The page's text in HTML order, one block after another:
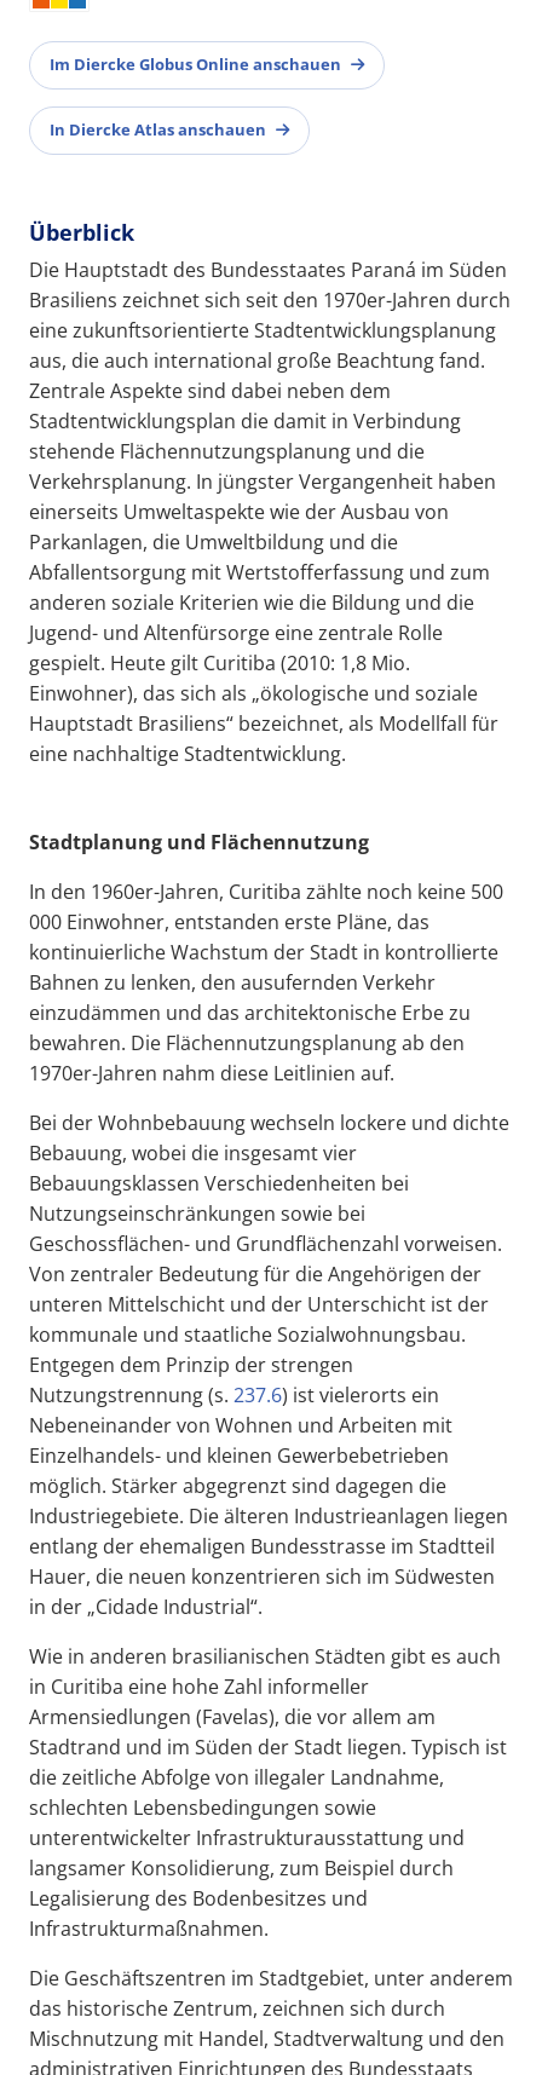
Im Diercke Globus Online anschauen
In Diercke Atlas anschauen
Überblick
Die Hauptstadt des Bundesstaates Paraná im Süden
Brasiliens zeichnet sich seit den 1970er-Jahren durch
eine zukunftsorientierte Stadtentwicklungsplanung
aus, die auch international große Beachtung fand.
Zentrale Aspekte sind dabei neben dem
Stadtentwicklungsplan die damit in Verbindung
stehende Flächennutzungsplanung und die
Verkehrsplanung. In jüngster Vergangenheit haben
einerseits Umweltaspekte wie der Ausbau von
Parkanlagen, die Umweltbildung und die
Abfallentsorgung mit Wertstofferfassung und zum
anderen soziale Kriterien wie die Bildung und die
Jugend- und Altenfürsorge eine zentrale Rolle
gespielt. Heute gilt Curitiba (2010: 1,8 Mio.
Einwohner), das sich als „ökologische und soziale
Hauptstadt Brasiliens“ bezeichnet, als Modellfall für
eine nachhaltige Stadtentwicklung.
Stadtplanung und Flächennutzung
In den 1960er-Jahren, Curitiba zählte noch keine 500
000 Einwohner, entstanden erste Pläne, das
kontinuierliche Wachstum der Stadt in kontrollierte
Bahnen zu lenken, den ausufernden Verkehr
einzudämmen und das architektonische Erbe zu
bewahren. Die Flächennutzungsplanung ab den
1970er-Jahren nahm diese Leitlinien auf.
Bei der Wohnbebauung wechseln lockere und dichte
Bebauung, wobei die insgesamt vier
Bebauungsklassen Verschiedenheiten bei
Nutzungseinschränkungen sowie bei
Geschossflächen- und Grundflächenzahl vorweisen.
Von zentraler Bedeutung für die Angehörigen der
unteren Mittelschicht und der Unterschicht ist der
kommunale und staatliche Sozialwohnungsbau.
Entgegen dem Prinzip der strengen
Nutzungstrennung (s. 237.6) ist vielerorts ein
Nebeneinander von Wohnen und Arbeiten mit
Einzelhandels- und kleinen Gewerbebetrieben
möglich. Stärker abgegrenzt sind dagegen die
Industriegebiete. Die älteren Industrieanlagen liegen
entlang der ehemaligen Bundesstrasse im Stadtteil
Hauer, die neuen konzentrieren sich im Südwesten
in der „Cidade Industrial“.
Wie in anderen brasilianischen Städten gibt es auch
in Curitiba eine hohe Zahl informeller
Armensiedlungen (Favelas), die vor allem am
Stadtrand und im Süden der Stadt liegen. Typisch ist
die zeitliche Abfolge von illegaler Landnahme,
schlechten Lebensbedingungen sowie
unterentwickelter Infrastrukturausstattung und
langsamer Konsolidierung, zum Beispiel durch
Legalisierung des Bodenbesitzes und
Infrastrukturmaßnahmen.
Die Geschäftszentren im Stadtgebiet, unter anderem
das historische Zentrum, zeichnen sich durch
Mischnutzung mit Handel, Stadtverwaltung und den
administrativen Einrichtungen des Bundesstaats